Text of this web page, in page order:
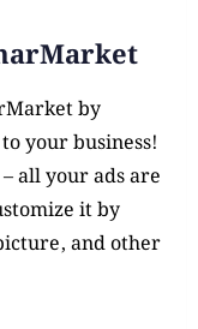
by
your business!
all your ads are
it by
and other